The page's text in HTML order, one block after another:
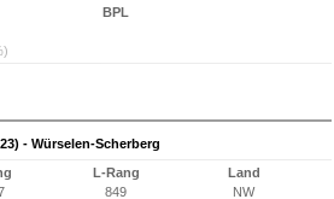
BPL
- Würselen-Scherberg
L-Rang
849
Land
NW